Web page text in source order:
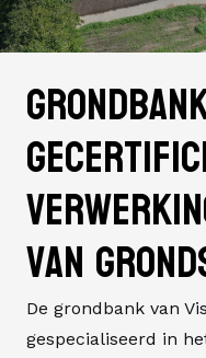
van
De grondbank van
gespecialiseerd in